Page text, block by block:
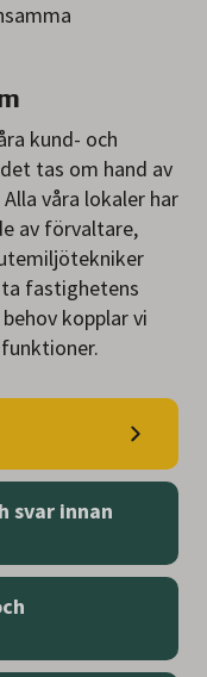
kund- och
tas om hand av
våra lokaler har
av förvaltare,
fastighetens
kopplar vi
svar innan